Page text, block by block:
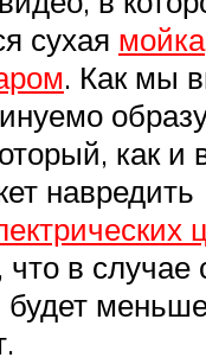
сухая мойка
. Как мы
как и
навредить
в случае
будет